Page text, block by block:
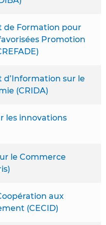
de Formation pour
Promotion
sur le
(CRIDA)
les innovations
le Commerce
aux
(CECID)